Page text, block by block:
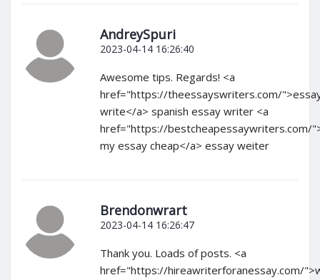
AndreySpuri
2023-04-14 16:26:40
Awesome tips. Regards! <a
href="https://theessayswriters.com/
write</a> spanish essay writer <a
href="https://bestcheapessaywriters.com/
my essay cheap</a> essay weiter
Brendonwrart
2023-04-14 16:26:47
Thank you. Loads of posts. <a
href="https://hireawriterforanessay.com/